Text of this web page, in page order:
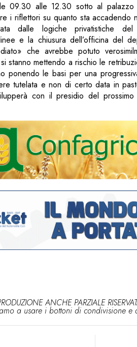
09.30 alle 12.30 sotto al
i riflettori su quanto sta accadendo
dalle logiche privatistiche
e la chiusura dell’officina del
che avrebbe potuto
stanno mettendo a rischio le
ponendo le basi per una
tutelata e non di certo data in
con il presidio del
ANCHE PARZIALE
a usare i bottoni di condivisione e